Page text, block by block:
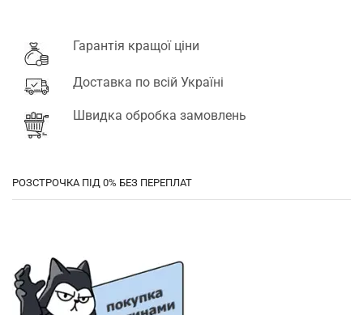
Гарантія кращої ціни
Доставка по всій Україні
Швидка обробка замовлень
РОЗСТРОЧКА ПІД 0% БЕЗ ПЕРЕПЛАТ